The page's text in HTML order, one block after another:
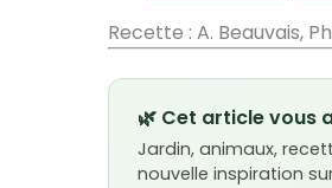
Recette : A. Beauvais,
🌿 Cet article vous
Jardin, animaux,
nouvelle inspiration